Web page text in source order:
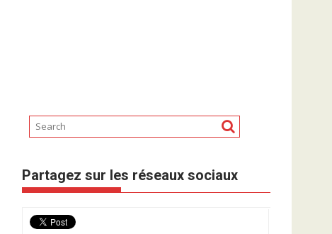
Partagez sur les réseaux sociaux